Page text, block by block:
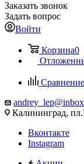
Заказать звонок
Задать вопрос
Войти
Корзина0
Калининград,
Вконтакте
Instagram